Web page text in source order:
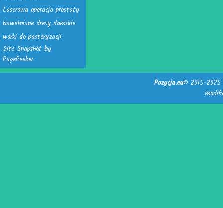
Laserowa operacja prostaty
bawełniane dresy damskie
worki do pasteryzacji
Site Snapshot by
PagePeeker
Pozycja.eu© 2015-